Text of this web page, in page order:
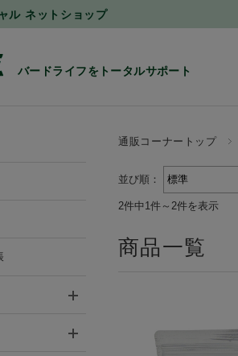
ル ネットショップ
バードライフをトータルサポート
通販コーナートップ
並び順：
2件中1件～2件を表示
商品一覧